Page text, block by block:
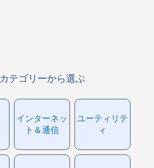
カテゴリーから選ぶ
インターネッ
ト＆通信
ユーティリテ
ィ